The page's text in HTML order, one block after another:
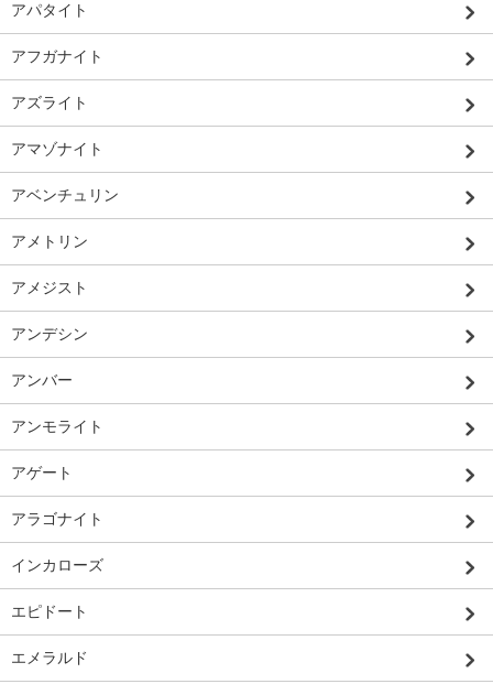
アパタイト
アフガナイト
アズライト
アマゾナイト
アベンチュリン
アメトリン
アメジスト
アンデシン
アンバー
アンモライト
アゲート
アラゴナイト
インカローズ
エピドート
エメラルド